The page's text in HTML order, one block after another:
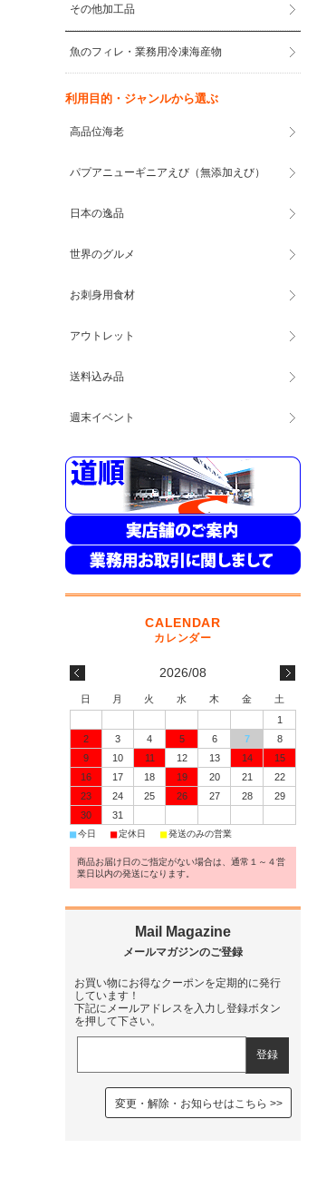
その他加工品
魚のフィレ・業務用冷凍海産物
利用目的・ジャンルから選ぶ
高品位海老
パプアニューギニアえび（無添加えび）
日本の逸品
世界のグルメ
お刺身用食材
アウトレット
送料込み品
週末イベント
2026/08
日 月 火 水 木 金
土
1
2
3 4 5 6 7
8
9
10 11 12 13 14
15
16
17 18 19 20 21
22
23
24 25 26 27 28
29
30
31
■今日 ■定休日 ■発送のみの営業
商品お届け日のご指定がない場合は、通常１～４営
業日以内の発送になります。
お買い物にお得なクーポンを定期的に発行
しています！
下記にメールアドレスを入力し登録ボタン
を押して下さい。
変更・解除・お知らせはこちら